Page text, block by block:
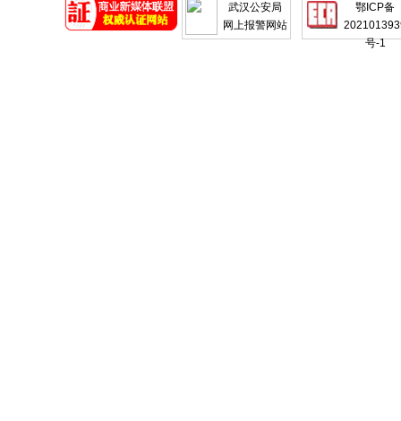
武汉公安局
网上报警网站
鄂ICP备
号-1